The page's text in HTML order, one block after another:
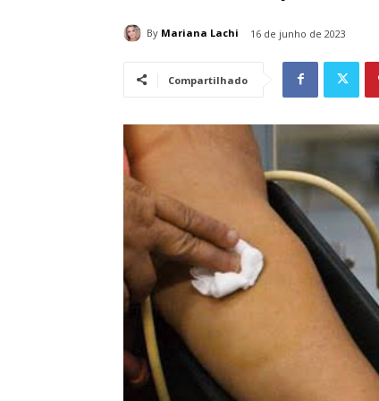
By Mariana Lachi 16 de junho de 2023
Compartilhado